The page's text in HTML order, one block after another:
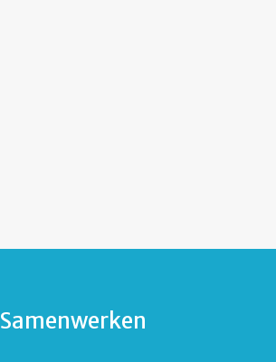
Samenwerken